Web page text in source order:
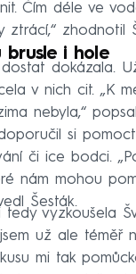
Čím déle ve
ztrácí,“ zhodnotil
brusle i hole
dokázala.
v nich cit. „K
nebyla,“
si
či ice bodci.
nám mohou
Šesták.
tedy vyzkoušela
už ale téměř
mi tak